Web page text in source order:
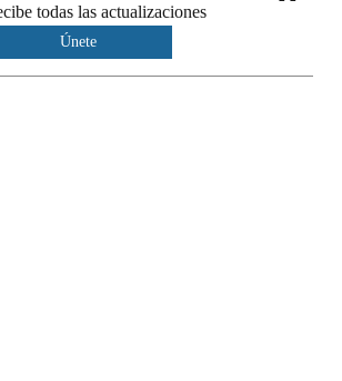
todas las actualizaciones
Únete